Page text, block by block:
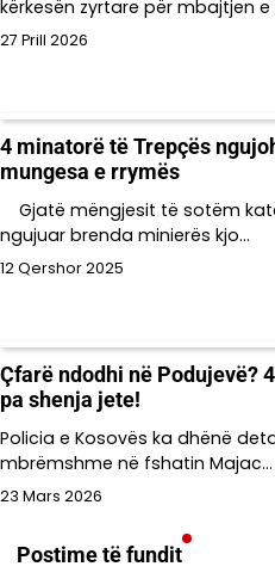
kërkesën zyrtare për mbajtjen
27 Prill 2026
4 minatorë të Trepçës
mungesa e rrymës
Gjatë mëngjesit të sotëm
ngujuar brenda minierës kjo…
12 Qershor 2025
Çfarë ndodhi në Podujevë?
pa shenja jete!
Policia e Kosovës ka dhënë
mbrëmshme në fshatin Majac…
23 Mars 2026
Postime të fundit